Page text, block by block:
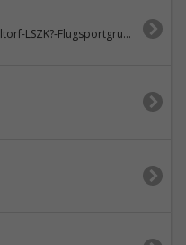
Flugplatz-Speck-Fehraltorf-LSZK?-Flugsportgruppe-Zürcher-Oberland